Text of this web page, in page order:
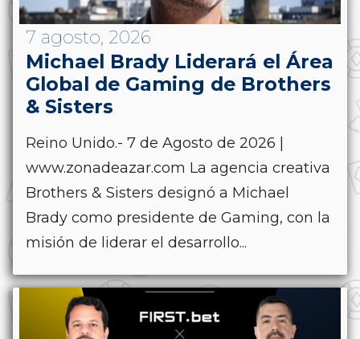
7 agosto, 2026
Michael Brady Liderará el Área
Global de Gaming de Brothers
& Sisters
Reino Unido.- 7 de Agosto de 2026 |
www.zonadeazar.com La agencia creativa
Brothers & Sisters designó a Michael
Brady como presidente de Gaming, con la
misión de liderar el desarrollo...